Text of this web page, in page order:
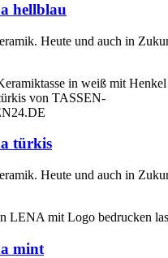
hellblau
Heute und auch in
türkis
Heute und auch in
mint